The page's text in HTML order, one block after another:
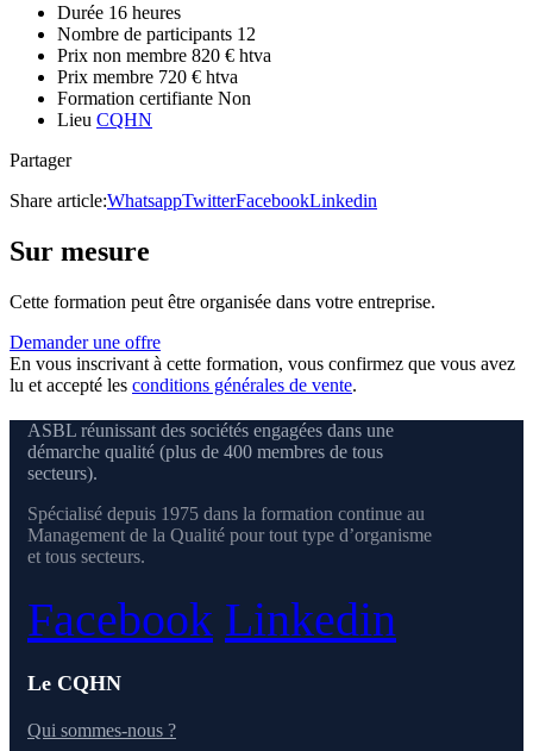
Durée 16 heures
Nombre de participants 12
Prix non membre 820 € htva
Prix membre 720 € htva
Formation certifiante Non
Lieu CQHN
Partager
Share article:WhatsappTwitterFacebookLinkedin
Sur mesure
Cette formation peut être organisée dans votre entreprise.
Demander une offre
En vous inscrivant à cette formation, vous confirmez que vous avez
lu et accepté les conditions générales de vente.
ASBL réunissant des sociétés engagées dans une
démarche qualité (plus de 400 membres de tous
secteurs).
Spécialisé depuis 1975 dans la formation continue au
Management de la Qualité pour tout type d’organisme
et tous secteurs.
Facebook Linkedin
Le CQHN
Qui sommes-nous ?